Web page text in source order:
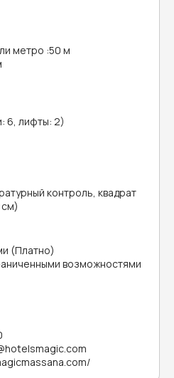
метро :50 м
6, лифты: 2)
контроль, квадрат
см)
(Платно)
возможностями